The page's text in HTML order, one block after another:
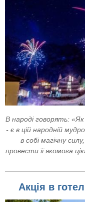
В народі говорять:
- є в цій народній
в собі магічну
провести її якомога
Акція в